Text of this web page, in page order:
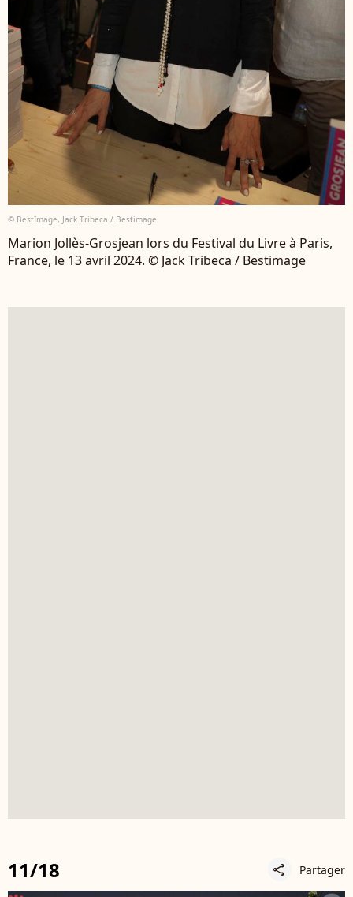
© BestImage, Jack Tribeca / Bestimage
Marion Jollès-Grosjean lors du Festival du Livre à Paris,
France, le 13 avril 2024. © Jack Tribeca / Bestimage
11/18 share Partager